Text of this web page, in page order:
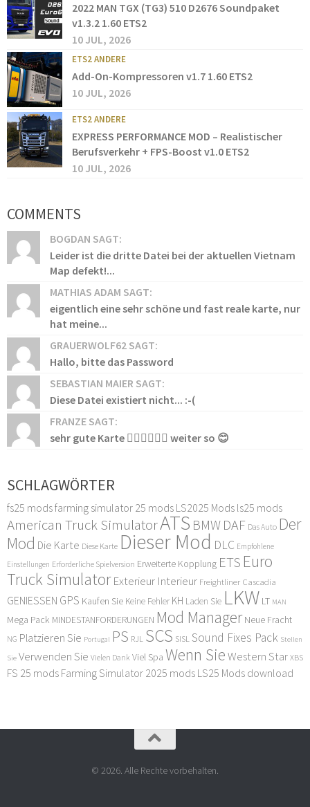
2022 MAN TGX (TG3) 510 D2676 Soundpaket
v1.3.2 1.60 ETS2
10 JUL, 2026
ETS2 ANDERE
Add-On-Kompressoren v1.7 1.60 ETS2
10 JUL, 2026
ETS2 ANDERE
EXPRESS PERFORMANCE MOD – Realistischer
Berufsverkehr + FPS-Boost v1.0 ETS2
10 JUL, 2026
COMMENTS
BOGDAN SAGT:
Leider ist die dritte Datei bei der aktuellen Vietnam
Map defekt!...
MATHIAS ADAM SAGT:
eigentlich eine sehr schöne und fast reale karte, nur
hat meine...
GRAUERWOLF62 SAGT:
Hallo, bitte das Password
SEBASTIAN MAIER SAGT:
Diese Datei existiert nicht... :-(
FRANZE SAGT:
sehr gute Karte 👍🏻👍🏻👍🏻 weiter so 😊
SCHLAGWÖRTER
fs25 modsfarming simulator 25 mods LS2025 Mods ls25 mods
American Truck SimulatorATS BMW DAF Das Auto Der
Mod Die Karte Diese Karte Dieser Mod DLC Empfohlene
Einstellungen Erforderliche Spielversion Erweiterte Kopplung ETS Euro
Truck Simulator Exterieur Interieur Freightliner Cascadia
GENIESSEN GPS Kaufen Sie Keine Fehler KH Laden Sie LKW LT MAN
Mega Pack MINDESTANFORDERUNGEN Mod Manager Neue Fracht
NG Platzieren Sie Portugal PS RJL SCS SISL Sound Fixes Pack Stellen
Sie Verwenden Sie Vielen Dank Viel Spa Wenn Sie Western Star XBS
FS 25 mods Farming Simulator 2025 mods LS25 Mods download
© 2026. Alle Rechte vorbehalten.